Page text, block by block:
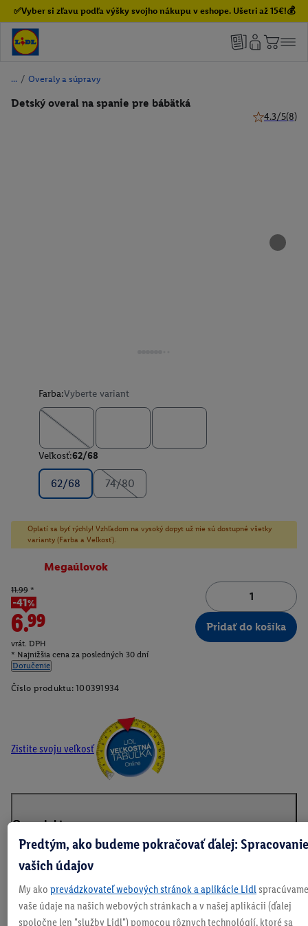
✅Vyber si zľavu podľa výšky svojho nákupu v eshope. Ušetri až 15€!💰
/ Overaly a súpravy
Detský overal na spanie pre bábätká
4.3/5(8)
Farba:Vyberte variant
Veľkosť:62/68
62/68 74/80
Oplatí sa byť rýchly! Vzhľadom na vysoký dopyt už nie sú dostupné všetky
varianty (Farba a Veľkosť).
Megaúlovok
11.99 *
-41%
6.99
vrát. DPH
* Najnižšia cena za posledných 30 dní
Doručenie
Pridať do košíka
Číslo produktu: 100391934
Zistite svoju veľkosť
O produkte
Predtým, ako budeme pokračovať ďalej: Spracovanie
vašich údajov
My ako prevádzkovateľ webových stránok a aplikácie Lidl spracúvame
vaše údaje na našich webových stránkach a v našej aplikácii (ďalej
spoločne len "služby Lidl") pomocou rôznych technológií, ktoré sa